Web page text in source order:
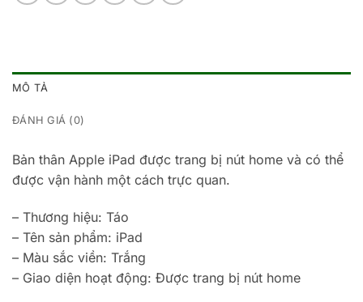
MÔ TẢ
ĐÁNH GIÁ (0)
Bản thân Apple iPad được trang bị nút home và có thể
được vận hành một cách trực quan.
– Thương hiệu: Táo
– Tên sản phẩm: iPad
– Màu sắc viền: Trắng
– Giao diện hoạt động: Được trang bị nút home